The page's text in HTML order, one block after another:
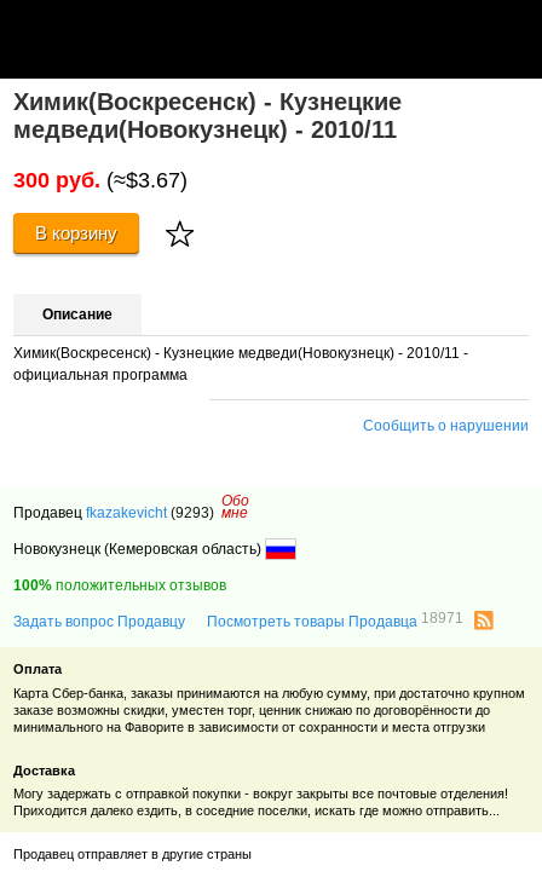
Химик(Воскресенск) - Кузнецкие
медведи(Новокузнецк) - 2010/11
300 руб. (≈$3.67)
В корзину
Описание
Химик(Воскресенск) - Кузнецкие медведи(Новокузнецк) - 2010/11 -
официальная программа
Сообщить о нарушении
Продавецfkazakevicht (9293)
Обо
мне
Новокузнецк (Кемеровская область)
100% положительных отзывов
Задать вопрос Продавцу Посмотреть товары Продавца 18971
Оплата
Карта Сбер-банка, заказы принимаются на любую сумму, при достаточно крупном
заказе возможны скидки, уместен торг, ценник снижаю по договорённости до
минимального на Фаворите в зависимости от сохранности и места отгрузки
Доставка
Могу задержать с отправкой покупки - вокруг закрыты все почтовые отделения!
Приходится далеко ездить, в соседние поселки, искать где можно отправить...
Продавец отправляет в другие страны